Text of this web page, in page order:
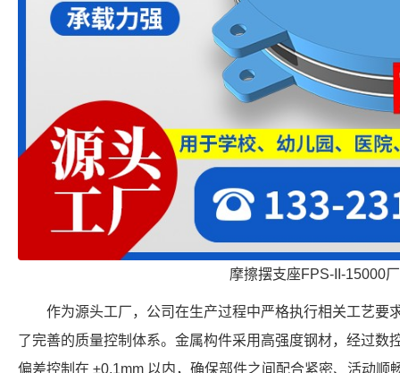
摩擦摆支座FPS-II-15000
作为源头工厂，公司在生产过程中严格执行相关工艺要
了完善的质量控制体系。金属构件采用高强度钢材，经过数
偏差控制在 ±0.1mm 以内，确保部件之间配合紧密、活动顺